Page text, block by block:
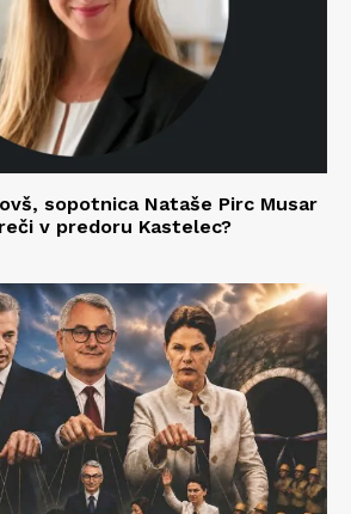
sopotnica Nataše Pirc Musar
v predoru Kastelec?